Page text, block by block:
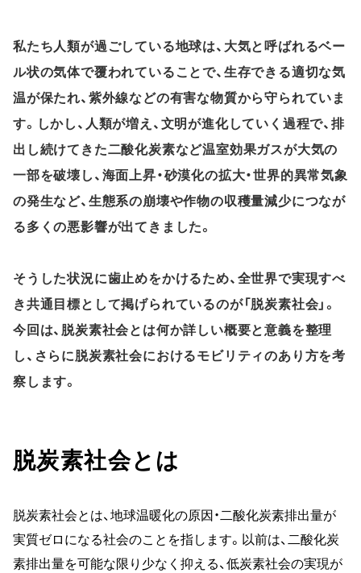
私たち人類が過ごしている地球は、大気と呼ばれるベー
ル状の気体で覆われていることで、生存できる適切な気
温が保たれ、紫外線などの有害な物質から守られていま
す。しかし、人類が増え、文明が進化していく過程で、排
出し続けてきた二酸化炭素など温室効果ガスが大気の
一部を破壊し、海面上昇・砂漠化の拡大・世界的異常気象
の発生など、生態系の崩壊や作物の収穫量減少につなが
る多くの悪影響が出てきました。
そうした状況に歯止めをかけるため、全世界で実現すべ
き共通目標として掲げられているのが「脱炭素社会」。
今回は、脱炭素社会とは何か詳しい概要と意義を整理
し、さらに脱炭素社会におけるモビリティのあり方を考
察します。
脱炭素社会とは
脱炭素社会とは、地球温暖化の原因・二酸化炭素排出量が
実質ゼロになる社会のことを指します。以前は、二酸化炭
素排出量を可能な限り少なく抑える、低炭素社会の実現が